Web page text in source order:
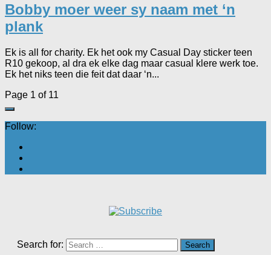
Bobby moer weer sy naam met ‘n
plank
Ek is all for charity. Ek het ook my Casual Day sticker teen
R10 gekoop, al dra ek elke dag maar casual klere werk toe.
Ek het niks teen die feit dat daar ‘n...
Page 1 of 11
Follow:
Search for: